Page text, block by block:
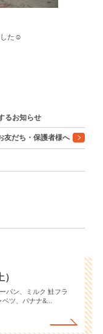
した☺
るお知らせ
友だち・保護者様へ
パン、ミルク 鮭フラ
ツ、バナナ&...